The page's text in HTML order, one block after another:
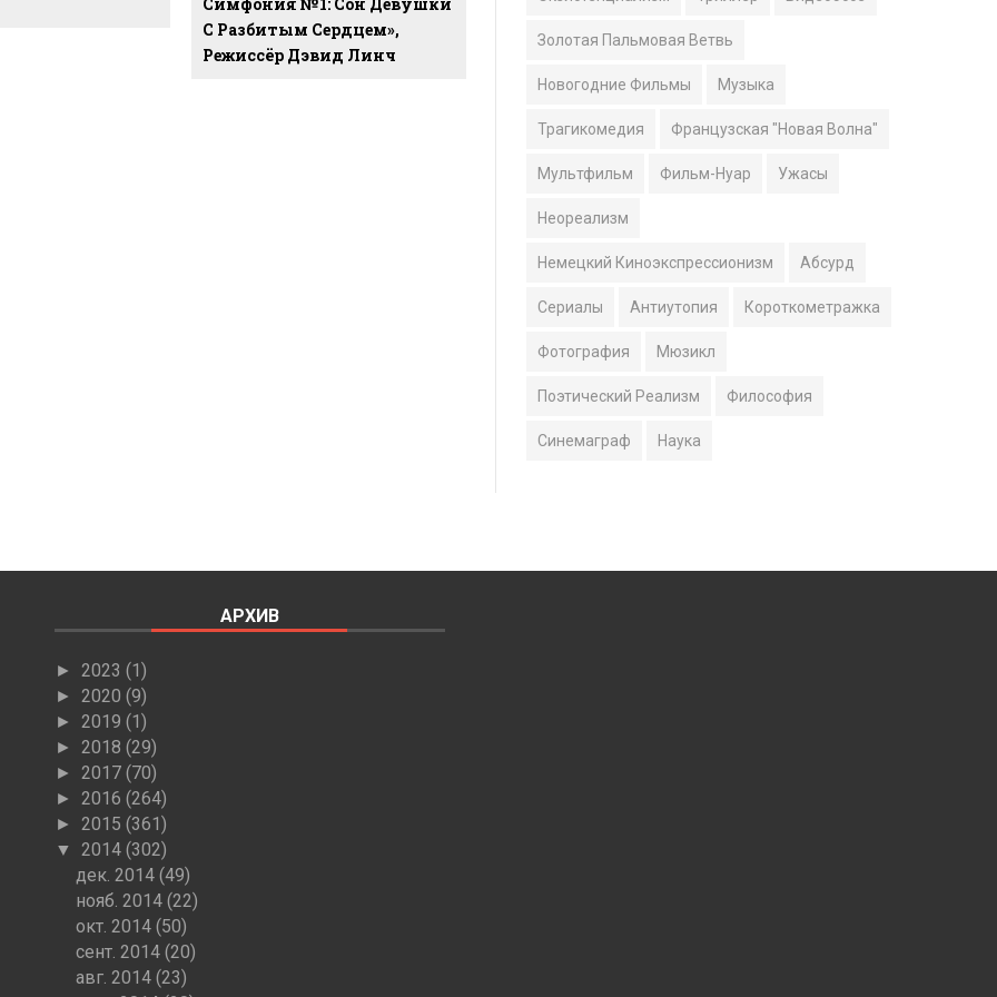
С Разбитым Сердцем»,
Режиссёр Дэвид Линч
Золотая Пальмовая Ветвь
Новогодние Фильмы Музыка
Трагикомедия Французская "Новая Волна"
Мультфильм Фильм-Нуар Ужасы
Неореализм
Немецкий Киноэкспрессионизм Абсурд
Сериалы Антиутопия Короткометражка
Фотография Мюзикл
Поэтический Реализм Философия
Синемаграф Наука
АРХИВ
► 2023 (1)
► 2020 (9)
► 2019 (1)
► 2018 (29)
► 2017 (70)
► 2016 (264)
► 2015 (361)
▼ 2014 (302)
дек. 2014 (49)
нояб. 2014 (22)
окт. 2014 (50)
сент. 2014 (20)
авг. 2014 (23)